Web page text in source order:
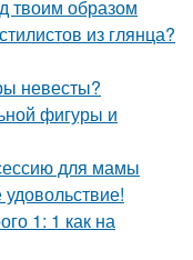
твоим образом
из глянца?
невесты?
фигуры и
для мамы
1: 1 как на